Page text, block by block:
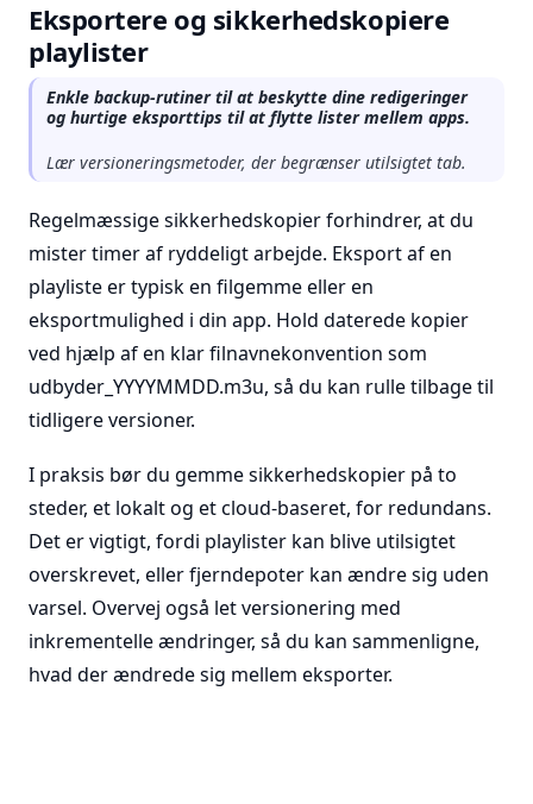
Eksportere og sikkerhedskopiere
playlister
Enkle backup-rutiner til at beskytte dine redigeringer
og hurtige eksporttips til at flytte lister mellem apps.
Lær versioneringsmetoder, der begrænser utilsigtet tab.
Regelmæssige sikkerhedskopier forhindrer, at du
mister timer af ryddeligt arbejde. Eksport af en
playliste er typisk en filgemme eller en
eksportmulighed i din app. Hold daterede kopier
ved hjælp af en klar filnavnekonvention som
udbyder_YYYYMMDD.m3u, så du kan rulle tilbage til
tidligere versioner.
I praksis bør du gemme sikkerhedskopier på to
steder, et lokalt og et cloud-baseret, for redundans.
Det er vigtigt, fordi playlister kan blive utilsigtet
overskrevet, eller fjerndepoter kan ændre sig uden
varsel. Overvej også let versionering med
inkrementelle ændringer, så du kan sammenligne,
hvad der ændrede sig mellem eksporter.